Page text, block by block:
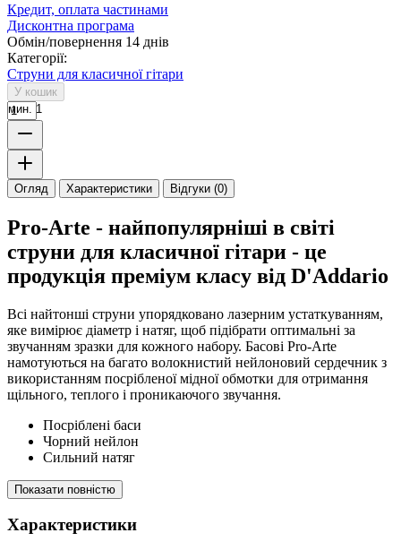
Кредит, оплата частинами
Дисконтна програма
Обмін/повернення 14 днів
Категорії:
Струни для класичної гітари
У кошик
мин. 1
Огляд Характеристики Відгуки (0)
Pro-Arte - найпопулярніші в світі
струни для класичної гітари - це
продукція преміум класу від D'Addario
Всі найтонші струни упорядковано лазерним устаткуванням,
яке вимірює діаметр і натяг, щоб підібрати оптимальні за
звучанням зразки для кожного набору. Басові Pro-Arte
намотуються на багато волокнистий нейлоновий сердечник з
використанням посрібленої мідної обмотки для отримання
щільного, теплого і проникаючого звучання.
Посріблені баси
Чорний нейлон
Сильний натяг
Показати повністю
Характеристики